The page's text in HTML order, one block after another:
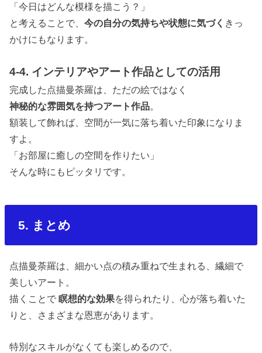
「今日はどんな模様を描こう？」
と考えることで、今の自分の気持ちや状態に気づく きっ
かけにもなります。
4-4. インテリアやアート作品としての活用
完成した点描曼荼羅は、ただの絵ではなく
神秘的な雰囲気を持つアート作品。
額装して飾れば、空間が一気に落ち着いた印象になりま
すよ。
「お部屋に癒しの空間を作りたい」
そんな時にもピッタリです。
5. まとめ
点描曼荼羅は、細かい点の積み重ねで生まれる、繊細で
美しいアート。
描くことで瞑想的な効果を得られたり、心が落ち着いた
りと、さまざまな恩恵があります。
特別なスキルがなくても楽しめるので、